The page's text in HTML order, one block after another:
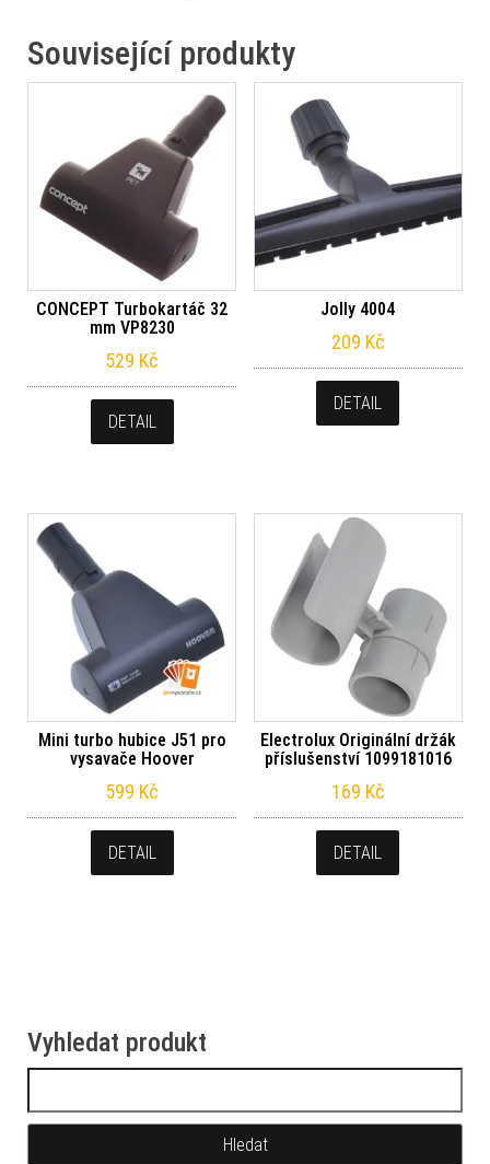
Související produkty
CONCEPT Turbokartáč 32
mm VP8230
529 Kč
DETAIL
Jolly 4004
209 Kč
DETAIL
Mini turbo hubice J51 pro
vysavače Hoover
599 Kč
DETAIL
Electrolux Originální držák
příslušenství 1099181016
169 Kč
DETAIL
Vyhledat produkt